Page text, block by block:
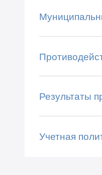
Результаты
Учетная